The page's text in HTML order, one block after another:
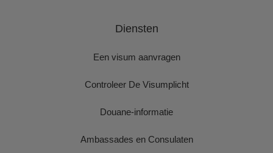
Diensten
Een visum aanvragen
Controleer De Visumplicht
Douane-informatie
Ambassades en Consulaten